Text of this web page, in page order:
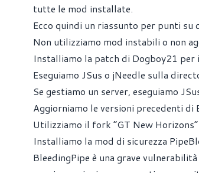
tutte le mod installate.
Ecco quindi un riassunto per punti
Non utilizziamo mod instabili o non
Installiamo la patch di Dogboy21 per
Eseguiamo JSus o jNeedle sulla
Se gestiamo un server, eseguiamo
Aggiorniamo le versioni precedenti di
Utilizziamo il fork “GT New
Installiamo la mod di sicurezza
BleedingPipe è una grave